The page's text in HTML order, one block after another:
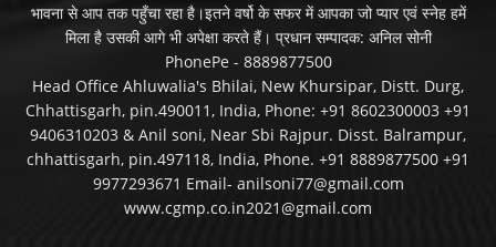
भावना से आप तक पहुँचा रहा है।इतने वर्षो के सफर में आपका जो प्यार एवं स्नेह हमें
मिला है उसकी आगे भी अपेक्षा करते हैं। प्रधान सम्पादक: अनिल सोनी
PhonePe - 8889877500
Head Office Ahluwalia's Bhilai, New Khursipar, Distt. Durg,
Chhattisgarh, pin.490011, India, Phone: +91 8602300003 +91
9406310203 & Anil soni, Near Sbi Rajpur. Disst. Balrampur,
chhattisgarh, pin.497118, India, Phone. +91 8889877500 +91
9977293671 Email- anilsoni77@gmail.com
www.cgmp.co.in2021@gmail.com